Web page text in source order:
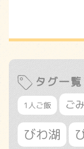
タグ一覧
1人ご飯 ご
びわ湖